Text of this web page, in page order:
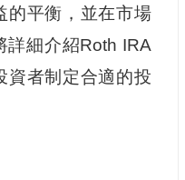
的平衡，並在市場
詳細介紹Roth IRA
資者制定合適的投